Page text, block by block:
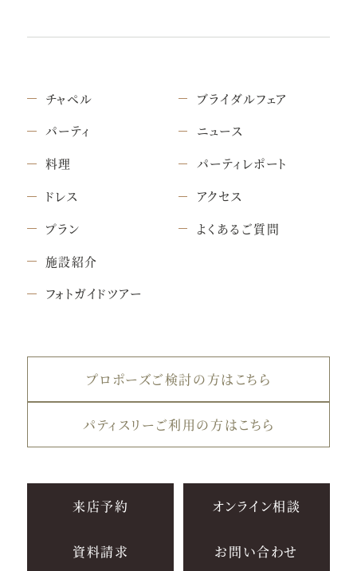
チャペル
パーティ
料理
ドレス
プラン
施設紹介
フォトガイドツアー
ブライダルフェア
ニュース
パーティレポート
アクセス
よくあるご質問
プロポーズご検討の方はこちら
パティスリーご利用の方はこちら
来店予約 オンライン相談
資料請求 お問い合わせ